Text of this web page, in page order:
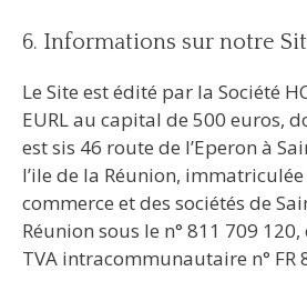
6. Informations sur notre
Le Site est édité par la Société HC
EURL au capital de 500 euros,
est sis 46 route de l’Eperon à
l’ile de la Réunion,
commerce et des sociétés de
Réunion sous le n° 811 709
TVA intracommunautaire n° FR